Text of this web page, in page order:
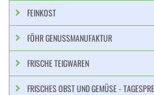
FEINKOST
FÖHR GENUSSMANUFAKTUR
FRISCHE TEIGWAREN
FRISCHES OBST UND GEMÜSE -